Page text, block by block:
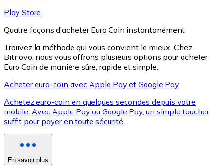
XRP
XRP
Voir toutes
Play Store
Quatre façons d’acheter Euro Coin instantanément
Trouvez la méthode qui vous convient le mieux. Chez
Bitnovo, nous vous offrons plusieurs options pour acheter
Euro Coin de manière sûre, rapide et simple.
Acheter euro-coin avec Apple Pay et Google Pay
Achetez euro-coin en quelques secondes depuis votre
mobile. Avec Apple Pay ou Google Pay, un simple toucher
suffit pour payer en toute sécurité.
En savoir plus